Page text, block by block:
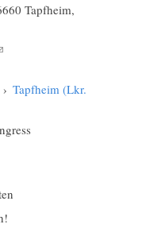
Tapfheim,
sendet E-Mail)
› Tapfheim (Lkr.